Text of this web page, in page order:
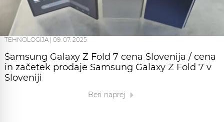
TEHNOLOGIJA 09. 07. 2025
Samsung Galaxy Z Fold 7 cena Slovenija / cena
in začetek prodaje Samsung Galaxy Z Fold 7 v
Sloveniji
Beri naprej